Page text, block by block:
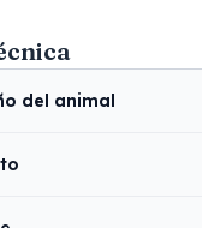
del animal